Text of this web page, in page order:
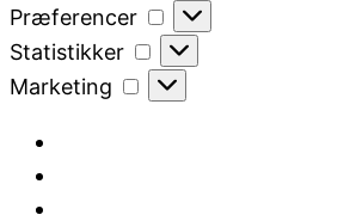
Præferencer
Præferencer
Statistikker
Statistikker
Marketing
Marketing